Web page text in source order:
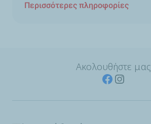
Περισσότερες πληροφορίες
Ακολουθήστε μας